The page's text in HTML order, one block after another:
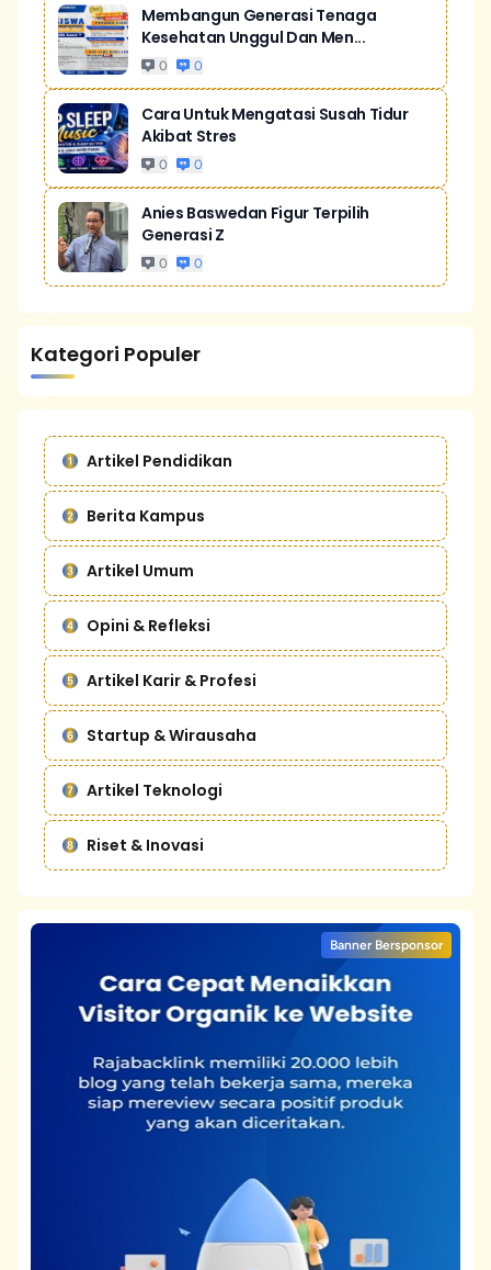
Membangun Generasi Tenaga
Kesehatan Unggul Dan Men...
0 0
Cara Untuk Mengatasi Susah Tidur
Akibat Stres
0 0
Anies Baswedan Figur Terpilih
Generasi Z
0 0
Kategori Populer
Artikel Pendidikan
Berita Kampus
Artikel Umum
Opini & Refleksi
Artikel Karir & Profesi
Startup & Wirausaha
Artikel Teknologi
Riset & Inovasi
Banner Bersponsor